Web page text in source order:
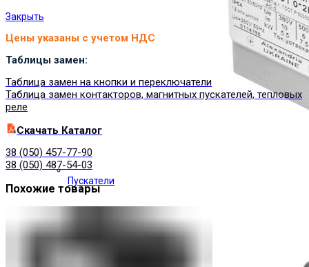
Пускатели
Закрыть
Цены указаны с учетом НДС
Таблицы замен:
Таблица замен на кнопки и переключатели
Таблица замен контакторов, магнитных пускателей, тепловых
реле
Cкачать Каталог
38 (050) 457-77-90
38 (050) 487-54-03
Похожие товары